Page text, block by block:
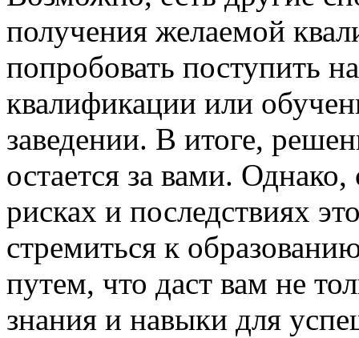
получения желаемой
попробовать поступить
квалификации или
заведении. В итоге,
остается за вами.
рисках и последствиях
стремиться к
путем, что даст вам не
знания и навыки для